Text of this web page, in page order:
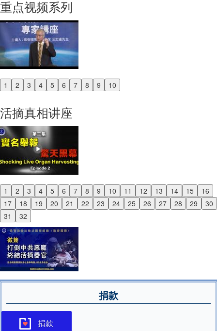
重点视频系列
1 2 3 4 5 6 7 8 9 10
Previous
活摘真相讲座
1 2 3 4 5 6 7 8 9 10 11 12 13 14 15
16
17
18 19 20 21 22 23 24 25 26 27 28 29
30
31
32
Previous
Next
捐款
捐款